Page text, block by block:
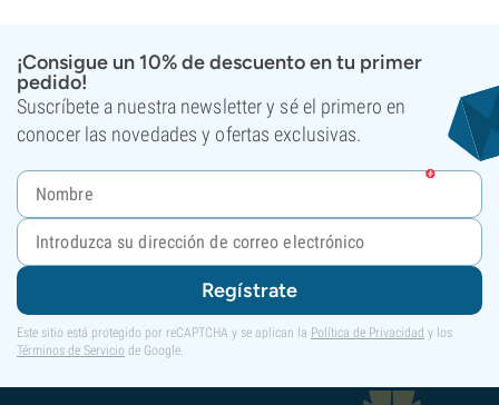
¡Consigue un 10% de descuento en tu primer
pedido!
Suscríbete a nuestra newsletter y sé el primero en
conocer las novedades y ofertas exclusivas.
Regístrate
Este sitio está protegido por reCAPTCHA y se aplican la Política de Privacidad y los
Términos de Servicio de Google.